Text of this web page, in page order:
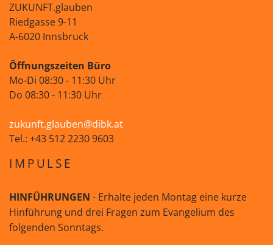
ZUKUNFT.glauben
Riedgasse 9-11
A-6020 Innsbruck
Öffnungszeiten Büro
Mo-Di 08:30 - 11:30 Uhr
Do 08:30 - 11:30 Uhr
zukunft.glauben@dibk.at
Tel.: +43 512 2230 9603
IMPULSE
HINFÜHRUNGEN - Erhalte jeden Montag eine kurze
Hinführung und drei Fragen zum Evangelium des
folgenden Sonntags.